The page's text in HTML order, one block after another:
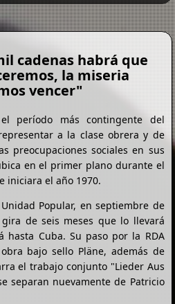
cadenas habrá que
la miseria
vencer"
período más contingente del
a la clase obrera y de
preocupaciones sociales en sus
en el primer plano durante el
iniciara el año 1970.
Popular, en septiembre de
de seis meses que lo llevará
hasta Cuba. Su paso por la RDA
bajo sello Pläne, además de
el trabajo conjunto "Lieder Aus
separan nuevamente de Patricio